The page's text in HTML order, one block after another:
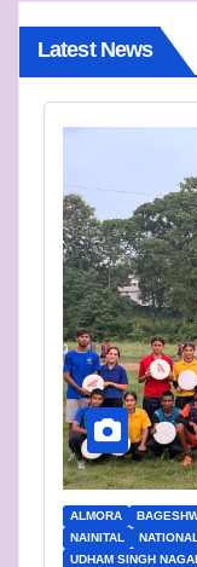
Latest News
ALMORA
NAINITAL
NATIONAL
UDHAM SINGH